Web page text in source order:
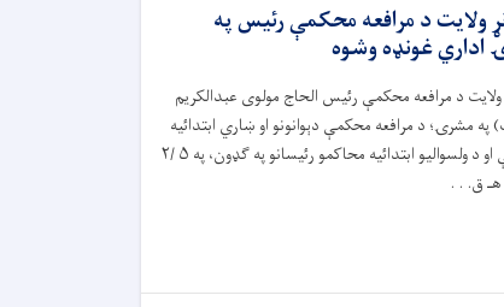
ولایت د مرافعه محکمې رئيس په
اداري غونډه وشوه
د مرافعه محکمې رئيس الحاج مولوی عبدالکریم
مشرۍ؛ د مرافعه محکمې دېوانونو او ښاري ابتدائيه
محکمې او د ولسوالیو ابتدائيه محاکمو رئيسانو په ګډون، په ۵ /۲